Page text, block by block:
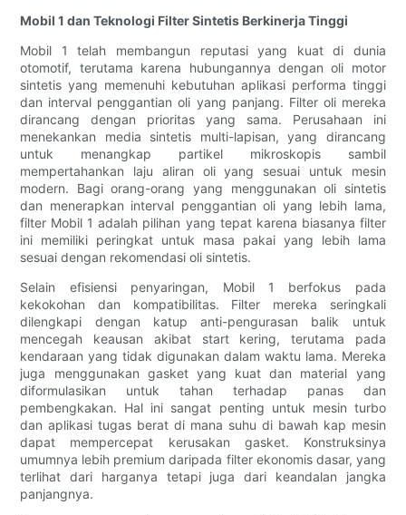
Mobil 1 dan Teknologi Filter Sintetis Berkinerja Tinggi
Mobil 1 telah membangun reputasi yang kuat di dunia
otomotif, terutama karena hubungannya dengan oli motor
sintetis yang memenuhi kebutuhan aplikasi performa tinggi
dan interval penggantian oli yang panjang. Filter oli mereka
dirancang dengan prioritas yang sama. Perusahaan ini
menekankan media sintetis multi-lapisan, yang dirancang
untuk menangkap partikel mikroskopis sambil
mempertahankan laju aliran oli yang sesuai untuk mesin
modern. Bagi orang-orang yang menggunakan oli sintetis
dan menerapkan interval penggantian oli yang lebih lama,
filter Mobil 1 adalah pilihan yang tepat karena biasanya filter
ini memiliki peringkat untuk masa pakai yang lebih lama
sesuai dengan rekomendasi oli sintetis.
Selain efisiensi penyaringan, Mobil 1 berfokus pada
kekokohan dan kompatibilitas. Filter mereka seringkali
dilengkapi dengan katup anti-pengurasan balik untuk
mencegah keausan akibat start kering, terutama pada
kendaraan yang tidak digunakan dalam waktu lama. Mereka
juga menggunakan gasket yang kuat dan material yang
diformulasikan untuk tahan terhadap panas dan
pembengkakan. Hal ini sangat penting untuk mesin turbo
dan aplikasi tugas berat di mana suhu di bawah kap mesin
dapat mempercepat kerusakan gasket. Konstruksinya
umumnya lebih premium daripada filter ekonomis dasar, yang
terlihat dari harganya tetapi juga dari keandalan jangka
panjangnya.